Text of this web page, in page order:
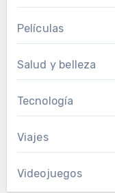
Películas
Salud y belleza
Tecnología
Viajes
Videojuegos